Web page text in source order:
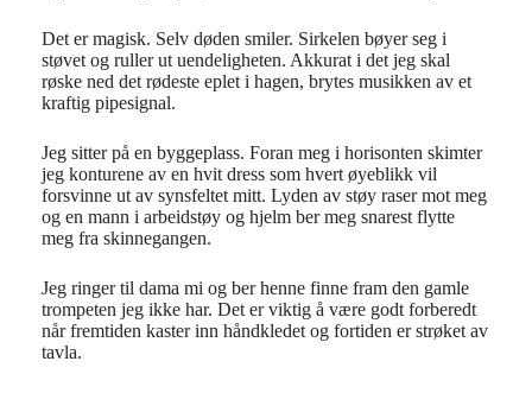
Det er magisk. Selv døden smiler. Sirkelen bøyer seg i
støvet og ruller ut uendeligheten. Akkurat i det jeg skal
røske ned det rødeste eplet i hagen, brytes musikken av et
kraftig pipesignal.
Jeg sitter på en byggeplass. Foran meg i horisonten skimter
jeg konturene av en hvit dress som hvert øyeblikk vil
forsvinne ut av synsfeltet mitt. Lyden av støy raser mot meg
og en mann i arbeidstøy og hjelm ber meg snarest flytte
meg fra skinnegangen.
Jeg ringer til dama mi og ber henne finne fram den gamle
trompeten jeg ikke har. Det er viktig å være godt forberedt
når fremtiden kaster inn håndkledet og fortiden er strøket av
tavla.